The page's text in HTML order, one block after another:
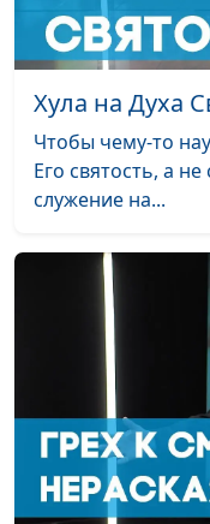
Хула на Духа
Чтобы чему-то
Его святость, а
служение на...